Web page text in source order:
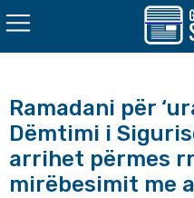
Ramadani për
Dëmtimi i
arrihet përmes
mirëbesimit me